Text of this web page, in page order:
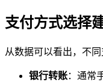
支付方式选择
从数据可以看出，不
银行转账：通常